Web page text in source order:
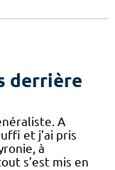
derrière
A
et j’ai pris
à
s’est mis en